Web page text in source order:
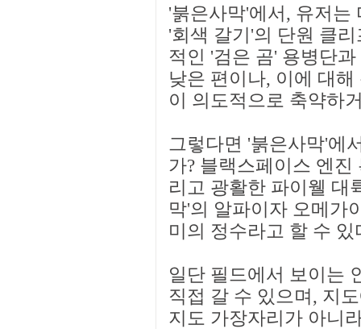
'붉은사막'에서, 유저는
'회색 갈기'의 단원 클
적인 '검은 곰' 용병단
낮은 편이나, 이에 대
이 의도적으로 축약하
그렇다면 '붉은사막'에
가? 블랙스페이스 엔
리고 광활한 파이웰 대
막'의 알파이자 오메가
미의 정수라고 할 수 있
일단 필드에서 보이는
직접 갈 수 있으며, 지
지도 가장자리가 아니